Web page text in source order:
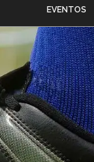
EVENTOS